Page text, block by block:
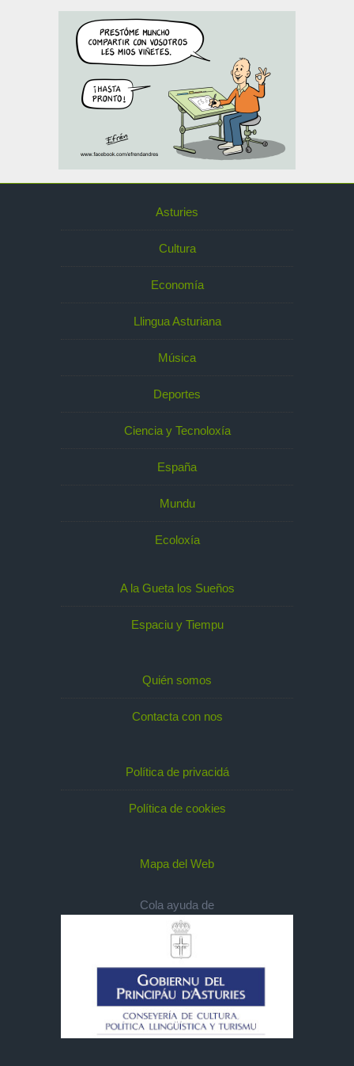
Asturies
Cultura
Economía
Llingua Asturiana
Música
Deportes
Ciencia y Tecnoloxía
España
Mundu
Ecoloxía
A la Gueta los Sueños
Espaciu y Tiempu
Quién somos
Contacta con nos
Política de privacidá
Política de cookies
Mapa del Web
Cola ayuda de